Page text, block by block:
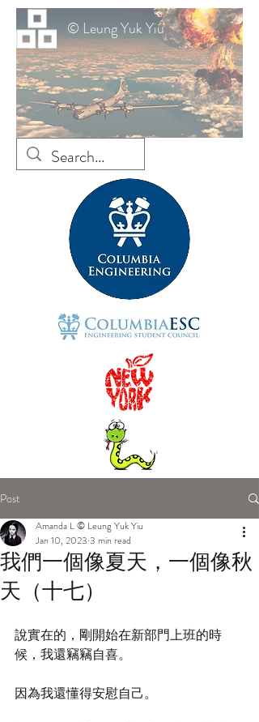
© Leung Yuk Yiu
Post
我們一個像夏天，一個像秋
天（十七）
Amanda L © Leung Yuk Yiu
Jan 10, 2023 3 min read
說實在的，剛開始在新部門上班的時
候，我還竊竊自喜。
因為我還懂得安慰自己。